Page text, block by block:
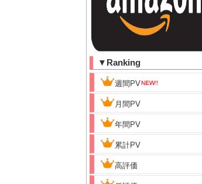
▼Ranking
週間PV
月間PV
年間PV
累計PV
高評価